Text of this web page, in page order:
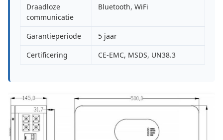
Draadloze
communicatie
Bluetooth, WiFi
Garantieperiode
5 jaar
Certificering
CE-EMC, MSDS, UN38.3